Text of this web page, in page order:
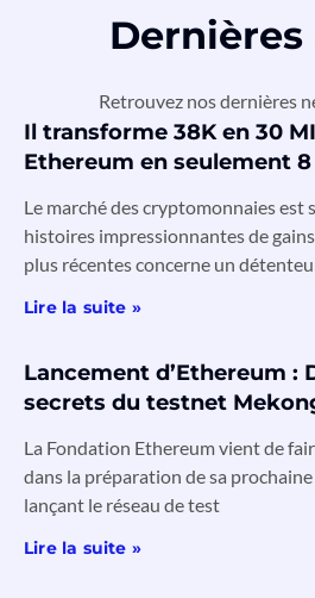
Retrouvez nos dernières
Il transforme 38K en 30
Ethereum en seulement 8
Le marché des cryptomonnaies est
histoires impressionnantes de gains
plus récentes concerne un
Lire la suite »
Lancement d’Ethereum :
secrets du testnet
La Fondation Ethereum vient de
dans la préparation de sa
lançant le réseau de test
Lire la suite »